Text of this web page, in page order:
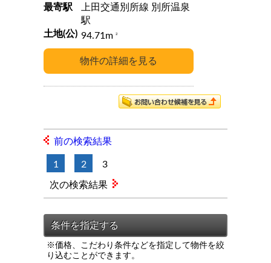
最寄駅
上田交通別所線 別所温泉
駅
土地(公) 94.71m 2
前の検索結果
1 2 3
※価格、こだわり条件などを指定して物件を絞
り込むことができます。